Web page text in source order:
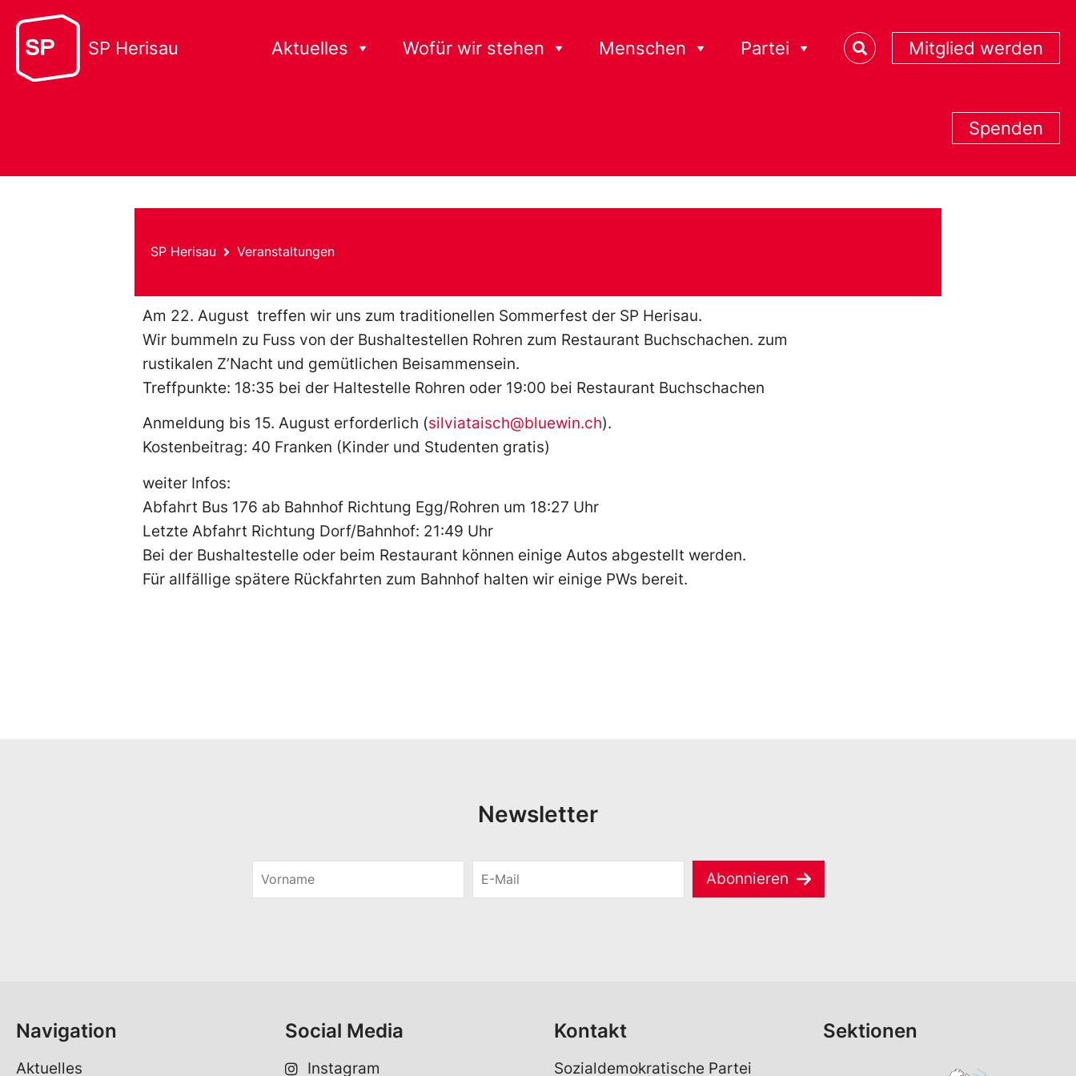
SP Herisau Aktuelles Wofür wir stehen Menschen Partei Mitglied werden
Spenden
SP Herisau Veranstaltungen
Am 22. August treffen wir uns zum traditionellen Sommerfest der SP Herisau.
Wir bummeln zu Fuss von der Bushaltestellen Rohren zum Restaurant Buchschachen. zum
rustikalen Z’Nacht und gemütlichen Beisammensein.
Treffpunkte: 18:35 bei der Haltestelle Rohren oder 19:00 bei Restaurant Buchschachen
Anmeldung bis 15. August erforderlich (silviataisch@bluewin.ch).
Kostenbeitrag: 40 Franken (Kinder und Studenten gratis)
weiter Infos:
Abfahrt Bus 176 ab Bahnhof Richtung Egg/Rohren um 18:27 Uhr
Letzte Abfahrt Richtung Dorf/Bahnhof: 21:49 Uhr
Bei der Bushaltestelle oder beim Restaurant können einige Autos abgestellt werden.
Für allfällige spätere Rückfahrten zum Bahnhof halten wir einige PWs bereit.
Newsletter
r
M
Abonnieren
Navigation
Aktuelles
Social Media
Instagram
Kontakt
Sozialdemokratische Partei
Sektionen